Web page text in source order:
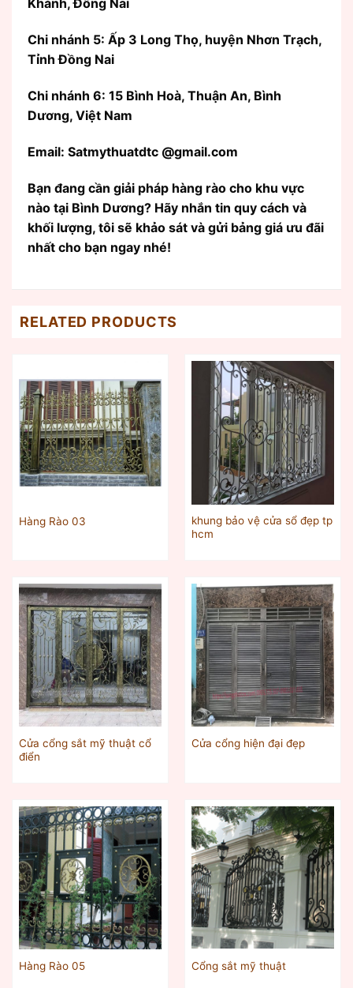
Khánh, Đồng Nai
Chi nhánh 5: Ấp 3 Long Thọ, huyện Nhơn Trạch,
Tỉnh Đồng Nai
Chi nhánh 6: 15 Bình Hoà, Thuận An, Bình
Dương, Việt Nam
Email: Satmythuatdtc @gmail.com
Bạn đang cần giải pháp hàng rào cho khu vực
nào tại Bình Dương? Hãy nhắn tin quy cách và
khối lượng, tôi sẽ khảo sát và gửi bảng giá ưu đãi
nhất cho bạn ngay nhé!
RELATED PRODUCTS
Hàng Rào 03
khung bảo vệ cửa sổ đẹp tp
hcm
Cửa cổng sắt mỹ thuật cổ
điển
Cửa cổng hiện đại đẹp
Hàng Rào 05 Cổng sắt mỹ thuật